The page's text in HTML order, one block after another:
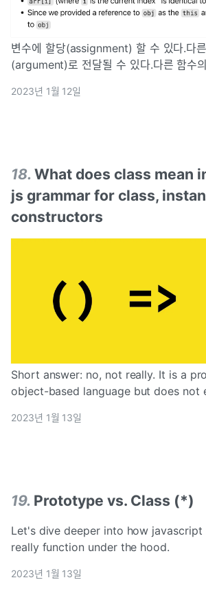
변수에 할당(assignment) 할 수 있다.다
(argument)로 전달될 수 있다.다른 함수
의 값으로 할당될 수 있다.함수를 전달인
2023년 1월 12일
18. What does class mean
js grammar for class,
constructors
Short answer: no, not really. It is a
object-based language but does not
2023년 1월 13일
19. Prototype vs. Class (*)
Let's dive deeper into how
really function under the hood.
2023년 1월 13일